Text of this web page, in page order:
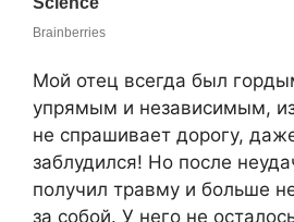
Мой отец всегда был
упрямым и независимым, из
не спрашивает дорогу,
заблудился! Но после
получил травму и больше
за собой. У него не